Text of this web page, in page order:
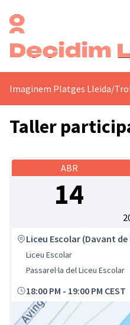
Imaginem Platges Lleida/
Taller
ABR
14
Liceu Escolar (Davant
Liceu Escolar
Passarel·la del Liceu Escolar
18:00 PM - 19:00 PM CEST